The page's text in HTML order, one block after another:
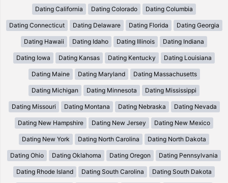
Dating California Dating Colorado Dating Columbia
Dating Connecticut Dating Delaware Dating Florida Dating Georgia
Dating Hawaii Dating Idaho Dating Illinois Dating Indiana
Dating Iowa Dating Kansas Dating Kentucky Dating Louisiana
Dating Maine Dating Maryland Dating Massachusetts
Dating Michigan Dating Minnesota Dating Mississippi
Dating Missouri Dating Montana Dating Nebraska Dating Nevada
Dating New Hampshire Dating New Jersey Dating New Mexico
Dating New York Dating North Carolina Dating North Dakota
Dating Ohio Dating Oklahoma Dating Oregon Dating Pennsylvania
Dating Rhode Island Dating South Carolina Dating South Dakota